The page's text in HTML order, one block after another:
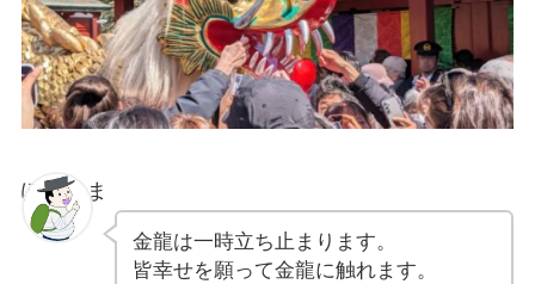
ぽちゃま
金龍は一時立ち止まります。
皆幸せを願って金龍に触れます。